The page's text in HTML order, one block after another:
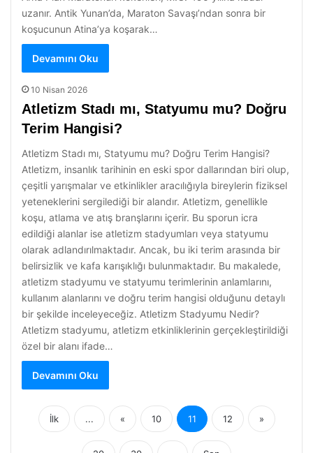
uzanır. Antik Yunan’da, Maraton Savaşı’ndan sonra bir
koşucunun Atina’ya koşarak…
Devamını Oku
10 Nisan 2026
Atletizm Stadı mı, Statyumu mu? Doğru
Terim Hangisi?
Atletizm Stadı mı, Statyumu mu? Doğru Terim Hangisi?
Atletizm, insanlık tarihinin en eski spor dallarından biri olup,
çeşitli yarışmalar ve etkinlikler aracılığıyla bireylerin fiziksel
yeteneklerini sergilediği bir alandır. Atletizm, genellikle
koşu, atlama ve atış branşlarını içerir. Bu sporun icra
edildiği alanlar ise atletizm stadyumları veya statyumu
olarak adlandırılmaktadır. Ancak, bu iki terim arasında bir
belirsizlik ve kafa karışıklığı bulunmaktadır. Bu makalede,
atletizm stadyumu ve statyumu terimlerinin anlamlarını,
kullanım alanlarını ve doğru terim hangisi olduğunu detaylı
bir şekilde inceleyeceğiz. Atletizm Stadyumu Nedir?
Atletizm stadyumu, atletizm etkinliklerinin gerçekleştirildiği
özel bir alanı ifade…
Devamını Oku
İlk ... « 10 11 12 »